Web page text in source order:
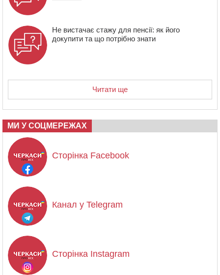
Не вистачає стажу для пенсії: як його
докупити та що потрібно знати
Читати ще
МИ У СОЦМЕРЕЖАХ
Сторінка Facebook
Канал у Telegram
Сторінка Instagram